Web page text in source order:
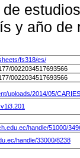
y año
fs318/es/
0022034517693566
0022034517693566
uploads/2014/05/
handle/51000/
handle/33000/8238